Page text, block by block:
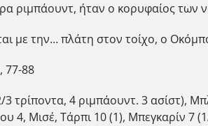
ριμπάουντ, ήταν ο κορυφαίος των
με την… πλάτη στον τοίχο, ο
77-88
τρίποντα, 4 ριμπάουντ. 3 ασίστ),
4, Μισέ, Τάρπι 10 (1), Μπεγκαρίν 7